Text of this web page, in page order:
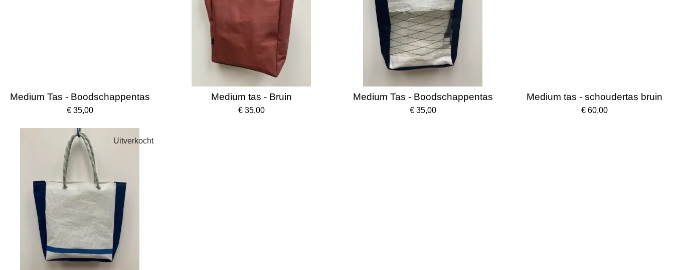
Medium Tas - Boodschappentas
€ 35,00
Medium tas - Bruin
€ 35,00
Medium Tas - Boodschappentas
€ 35,00
Medium tas - schoudertas bruin
€ 60,00
Uitverkocht